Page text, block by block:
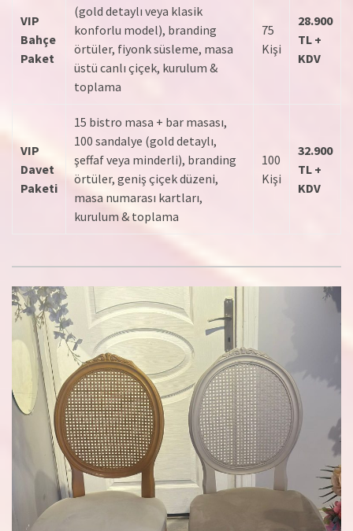
VIP
Bahçe
Paket
(gold detaylı veya klasik
konforlu model), branding
örtüler, fiyonk süsleme, masa
üstü canlı çiçek, kurulum &
toplama
75
Kişi
28.900
TL +
KDV
VIP
Davet
Paketi
15 bistro masa + bar masası,
100 sandalye (gold detaylı,
şeffaf veya minderli), branding
örtüler, geniş çiçek düzeni,
masa numarası kartları,
kurulum & toplama
100
Kişi
32.900
TL +
KDV